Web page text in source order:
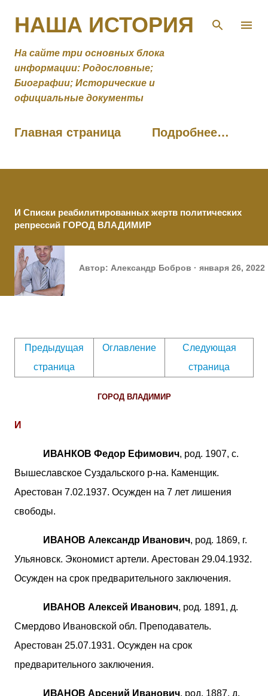
НАША ИСТОРИЯ
На сайте три основных блока
информации: Родословные;
Биографии; Исторические и
официальные документы
Главная страница Подробнее…
И Списки реабилитированных жертв политических
репрессий ГОРОД ВЛАДИМИР
Автор: Александр Бобров января 26, 2022
Предыдущая
страница
Оглавление
Следующая
страница
ГОРОД ВЛАДИМИР
И
ИВАНКОВ Федор Ефимович, род. 1907, с.
Вышеславское Суздальского р-на. Каменщик.
Арестован 7.02.1937. Осужден на 7 лет лишения
свободы.
ИВАНОВ Александр Иванович, род. 1869, г.
Ульяновск. Экономист артели. Арестован 29.04.1932.
Осужден на срок предварительного заключения.
ИВАНОВ Алексей Иванович, род. 1891, д.
Смердово Ивановской обл. Преподаватель.
Арестован 25.07.1931. Осужден на срок
предварительного заключения.
ИВАНОВ Арсений Иванович, род. 1887, д.